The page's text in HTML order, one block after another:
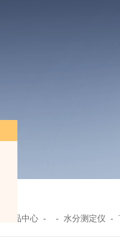
产品中心 - - 水分测定仪 -